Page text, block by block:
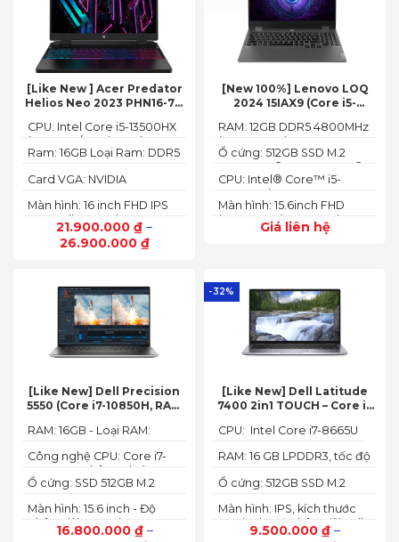
[Like New ] Acer Predator
Helios Neo 2023 PHN16-71-
16GB, 512GB, RTX 4050 6GB,
16″ FHD 165Hz)
21.900.000 ₫ –
26.900.000 ₫
Màn hình: 16 inch FHD IPS
165Hz SlimBezel, sRGB
100%, Acer ComfyView,
500 nits
Card VGA: NVIDIA
(140W)
Ram: 16GB Loại Ram: DDR5
CPU: Intel Core i5-13500HX
(14 Cores/ 20 Threads, up
to 4.70 GHz, 24MB)
[New 100%] Lenovo LOQ
2024 15IAX9 (Core i5-
3050 6GB, 15.6″ FHD 144Hz)
Giá liên hệ
Màn hình: 15.6inch FHD
(1920x1080) IPS 300nits
Anti-glare, 100%sRGB,
CPU: Intel® Core™ i5-
12450HX (2.00GHz up to
4.40GHz, 12MB Cache)
Ổ cứng: 512GB SSD M.2
2242 PCIe® 4.0x4 NVMe®
RAM: 12GB DDR5 4800MHz
(up to 32GB)
[Like New] Dell Precision
5550 (Core i7-10850H, RAM
Quadro T1000 4G, Màn
15.6” FHD+)
16.800.000 ₫–
Màn hình: 15.6 inch - Độ
phân giải: FHD+ (1920 x
1200 px)
Ổ cứng: SSD 512GB M.2
Công nghệ CPU: Core i7-
10750H, 6 nhân, 12 luồng
RAM: 16GB - Loại RAM:
-32%
[Like New] Dell Latitude
7400 2in1 TOUCH – Core i7
màn hình 14 inch FHD Cảm
9.500.000 ₫ –
Màn hình: IPS, kích thước
14.0 inch, độ phân giải Full
HD (1920 x 1080)
Ổ cứng: 512GB SSD M.2
RAM: 16 GB LPDDR3, tốc độ
CPU: Intel Core i7-8665U